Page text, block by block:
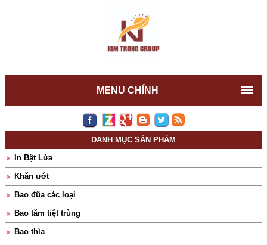
MENU CHÍNH
DANH MỤC SẢN PHẨM
In Bật Lửa
Khăn ướt
Bao đũa các loại
Bao tăm tiệt trùng
Bao thìa